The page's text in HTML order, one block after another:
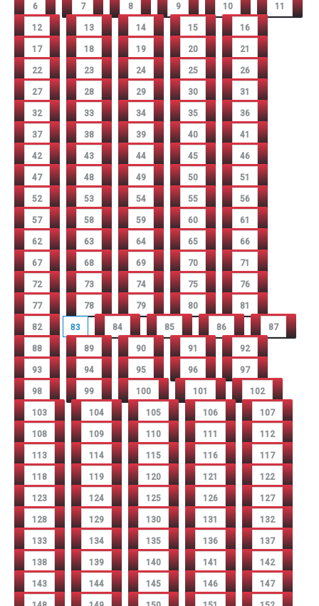
6 7 8 9 10 11
12 13 14 15 16
17 18 19 20 21
22 23 24 25 26
27 28 29 30 31
32 33 34 35 36
37 38 39 40 41
42 43 44 45 46
47 48 49 50 51
52 53 54 55 56
57 58 59 60 61
62 63 64 65 66
67 68 69 70 71
72 73 74 75 76
77 78 79 80 81
82 83 84 85 86 87
88 89 90 91 92
93 94 95 96 97
98 99 100 101 102
103 104 105 106 107
108 109 110 111 112
113 114 115 116 117
118 119 120 121 122
123 124 125 126 127
128 129 130 131 132
133 134 135 136 137
138 139 140 141 142
143 144 145 146 147